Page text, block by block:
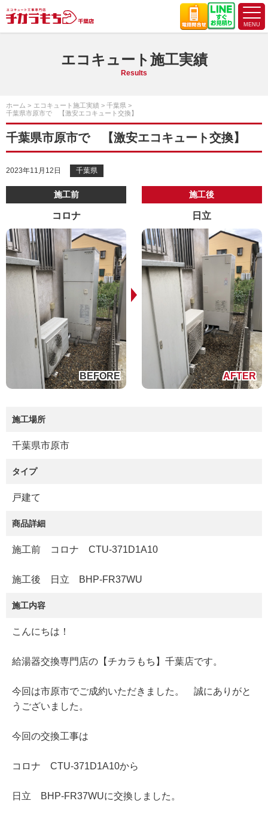
エコキュート施工実績
Results
ホーム エコキュート施工実績
千葉県
千葉県市原市で 【激安エコキュート交換】
千葉県市原市で 【激安エコキュート交換】
2023年11月12日 千葉県
施工前
コロナ
施工後
日立
施工場所
千葉県市原市
タイプ
戸建て
商品詳細
施工前 コロナ CTU-371D1A10
施工後 日立 BHP-FR37WU
施工内容
こんにちは！
給湯器交換専門店の【チカラもち】千葉店です。
今回は市原市でご成約いただきました。 誠にありがと
うございました。
今回の交換工事は
コロナ CTU-371D1A10から
日立 BHP-FR37WUに交換しました。